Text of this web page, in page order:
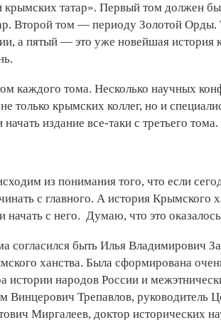
татар». Первый том должен
Второй том — периоду Золотой Орды.
а пятый — это уже новейшая история
каждого тома. Несколько научных
крымских коллег, но и
издание все-таки с третьего тома.
из понимания того, что если
с главного. А история Крымского
с него. Думаю, что это
согласился быть Илья Владимирович
ханства. Была сформирована
истории народов России и
Винцерович Трепавлов, руководитель
Миргалеев, доктор исторических